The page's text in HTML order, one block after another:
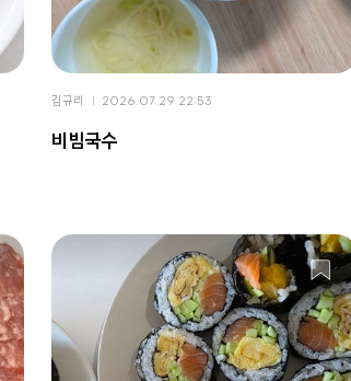
김규리 2026.07.29 22:53
비빔국수